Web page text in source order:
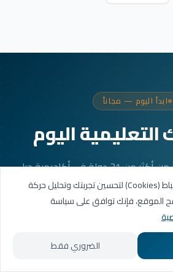
ابدأ اليوم — مجاناً
التعليمية اليوم
انضم إلى آلاف الطلاب من أكثر من 31 دولة في أكاديمية جيل
جلستك الأولى مجانية.
احجز حصتك التجريبية
تواصل عبر واتساب
نستخدم ملفات تعريف الارتباط (Cookies) لتحسين تجربتك وتحليل حركة
الموقع، فإنك توافق على سياسة
الضروري فقط